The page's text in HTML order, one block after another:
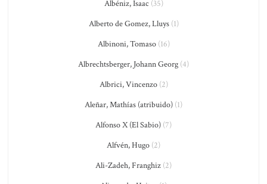
Albéniz, Isaac (35)
Alberto de Gomez, Lluys(1)
Albinoni, Tomaso(16)
Albrechtsberger, Johann Georg (4)
Albrici, Vincenzo(2)
Aleñar, Mathías (atribuido) (1)
Alfonso X (El Sabio) (7)
Alfvén, Hugo (2)
Ali-Zadeh, Franghiz (2)